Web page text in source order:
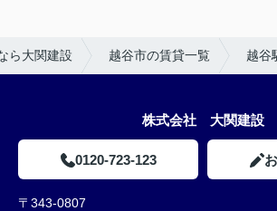
ら大関建設 越谷市の賃貸一覧 越谷
株式会社 大関建設
0120-723-123
〒343-0807